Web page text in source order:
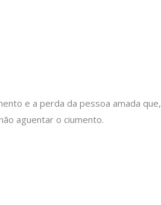
e a perda da pessoa amada que,
aguentar o ciumento.